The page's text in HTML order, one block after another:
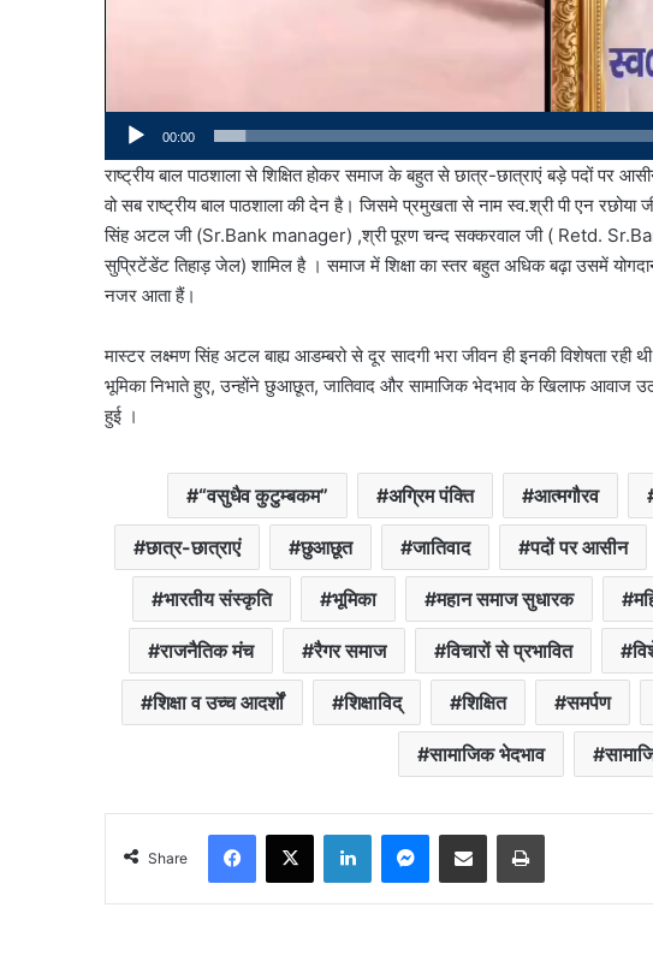
00:00
राष्ट्रीय बाल पाठशाला से शिक्षित होकर समाज के बहुत से छात्र-छात्राएं बड़े पदों पर
वो सब राष्ट्रीय बाल पाठशाला की देन है। जिसमे प्रमुखता से नाम स्व.श्री पी एन
सिंह अटल जी (Sr.Bank manager) ,श्री पूरण चन्द सक्करवाल जी ( Retd.
सुप्रिटेंडेंट तिहाड़ जेल) शामिल है । समाज में शिक्षा का स्तर बहुत अधिक बढ़ा उसमें
नजर आता हैं।
मास्टर लक्ष्मण सिंह अटल बाह्य आडम्बरो से दूर सादगी भरा जीवन ही इनकी विशेषता
भूमिका निभाते हुए, उन्होंने छुआछूत, जातिवाद और सामाजिक भेदभाव के खिलाफ आवाज
हुई ।
“वसुधैव कुटुम्बकम” अग्रिम पंक्ति आत्मगौरव
छात्र-छात्राएं छुआछूत जातिवाद पदों पर आसीन
भारतीय संस्कृति भूमिका महान समाज सुधारक
राजनैतिक मंच रैगर समाज विचारों से प्रभावित
शिक्षा व उच्च आदर्शों शिक्षाविद् शिक्षित समर्पण
सामाजिक भेदभाव
Share
Facebook
X LinkedInMessenger
Share via Email Print